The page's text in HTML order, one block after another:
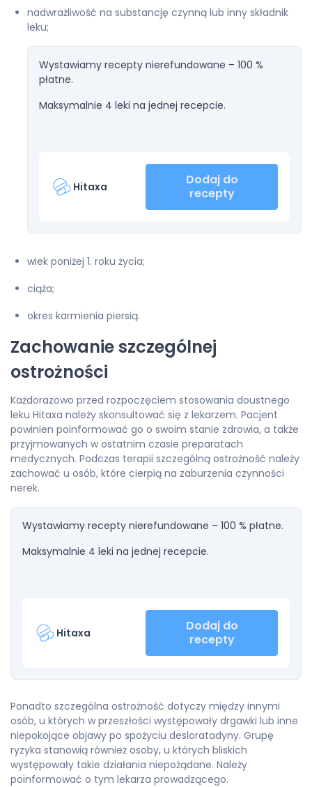
nadwrażliwość na substancję czynną lub inny składnik
leku;
Wystawiamy recepty nierefundowane – 100 %
płatne.
Maksymalnie 4 leki na jednej recepcie.
Hitaxa
Dodaj do
recepty
wiek poniżej 1. roku życia;
ciąża;
okres karmienia piersią.
Zachowanie szczególnej
ostrożności
Każdorazowo przed rozpoczęciem stosowania doustnego
leku Hitaxa należy skonsultować się z lekarzem. Pacjent
powinien poinformować go o swoim stanie zdrowia, a także
przyjmowanych w ostatnim czasie preparatach
medycznych. Podczas terapii szczególną ostrożność należy
zachować u osób, które cierpią na zaburzenia czynności
nerek.
Wystawiamy recepty nierefundowane – 100 % płatne.
Maksymalnie 4 leki na jednej recepcie.
Hitaxa
Dodaj do
recepty
Ponadto szczególna ostrożność dotyczy między innymi
osób, u których w przeszłości występowały drgawki lub inne
niepokojące objawy po spożyciu desloratadyny. Grupę
ryzyka stanowią również osoby, u których bliskich
występowały takie działania niepożądane. Należy
poinformować o tym lekarza prowadzącego.